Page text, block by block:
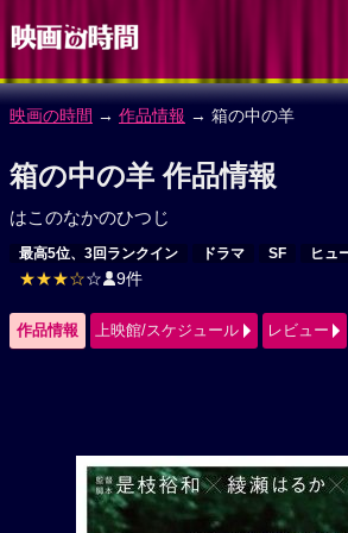
映画の時間 → 作品情報 → 箱の中の羊
箱の中の羊 作品情報
はこのなかのひつじ
最高5位、3回ランクイン ドラマ SF ヒュ
★★★☆☆ 9件
作品情報 上映館/スケジュール レビュー